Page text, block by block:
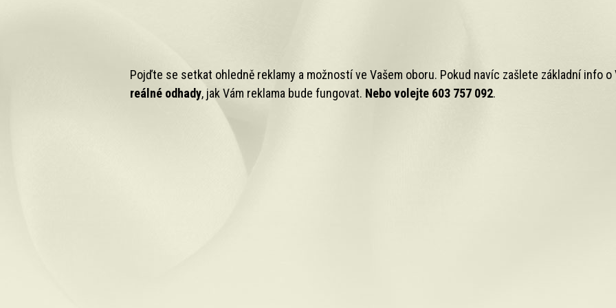
Pojďte se setkat ohledně reklamy a možností ve Vašem oboru. Pokud navíc zašlete základní info o
reálné odhady, jak Vám reklama bude fungovat. Nebo volejte 603 757 092.